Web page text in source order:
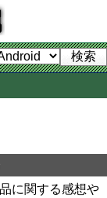
に関する感想や